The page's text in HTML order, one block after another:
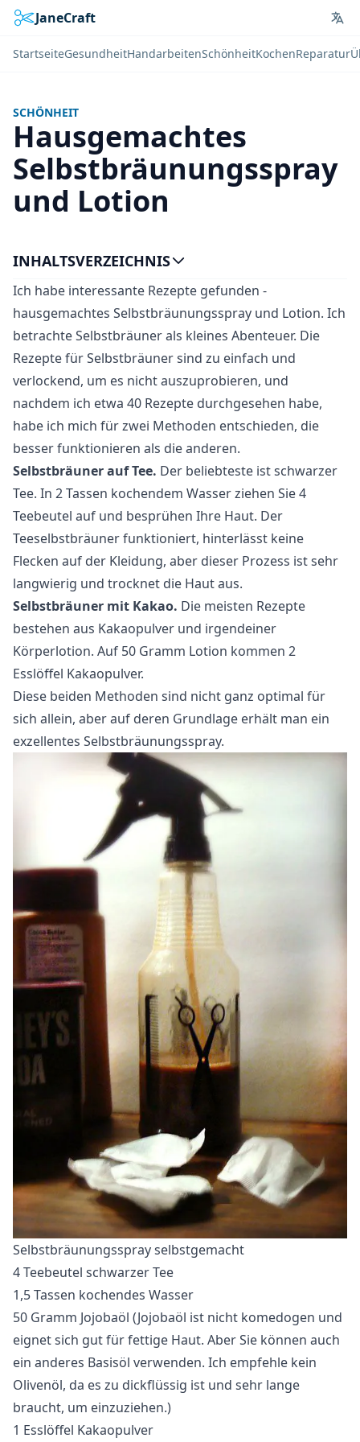
JaneCraft
StartseiteGesundheitHandarbeitenSchönheitKochenReparatur
SCHÖNHEIT
Hausgemachtes
Selbstbräunungsspray
und Lotion
Ich habe interessante Rezepte gefunden -
hausgemachtes Selbstbräunungsspray und Lotion. Ich
betrachte Selbstbräuner als kleines Abenteuer. Die
Rezepte für Selbstbräuner sind zu einfach und
verlockend, um es nicht auszuprobieren, und
nachdem ich etwa 40 Rezepte durchgesehen habe,
habe ich mich für zwei Methoden entschieden, die
besser funktionieren als die anderen.
Selbstbräuner auf Tee. Der beliebteste ist schwarzer
Tee. In 2 Tassen kochendem Wasser ziehen Sie 4
Teebeutel auf und besprühen Ihre Haut. Der
Teeselbstbräuner funktioniert, hinterlässt keine
Flecken auf der Kleidung, aber dieser Prozess ist sehr
langwierig und trocknet die Haut aus.
Selbstbräuner mit Kakao. Die meisten Rezepte
bestehen aus Kakaopulver und irgendeiner
Körperlotion. Auf 50 Gramm Lotion kommen 2
Esslöffel Kakaopulver.
Diese beiden Methoden sind nicht ganz optimal für
sich allein, aber auf deren Grundlage erhält man ein
exzellentes Selbstbräunungsspray.
Selbstbräunungsspray selbstgemacht
4 Teebeutel schwarzer Tee
1,5 Tassen kochendes Wasser
50 Gramm Jojobaöl (Jojobaöl ist nicht komedogen und
eignet sich gut für fettige Haut. Aber Sie können auch
ein anderes Basisöl verwenden. Ich empfehle kein
Olivenöl, da es zu dickflüssig ist und sehr lange
braucht, um einzuziehen.)
1 Esslöffel Kakaopulver
INHALTSVERZEICHNIS